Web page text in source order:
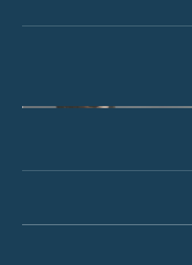
مما تعتقد. من